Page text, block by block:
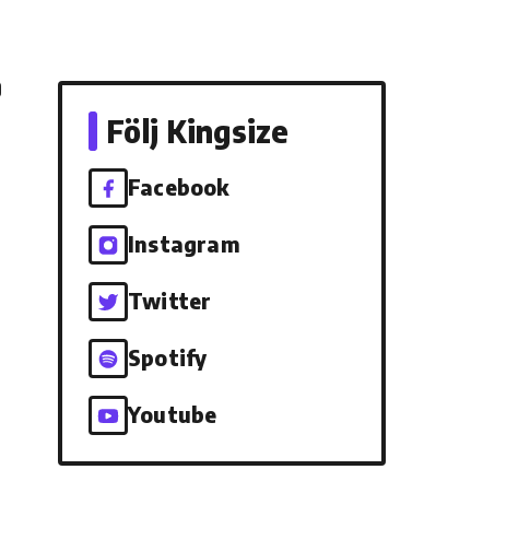
Följ Kingsize
Facebook
Instagram
Twitter
Spotify
Youtube